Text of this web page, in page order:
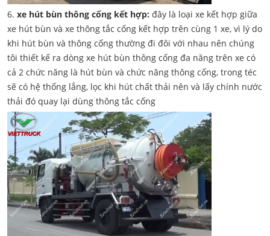
6. xe hút bùn thông cống kết hợp: đây là loại xe kết hợp giữa
xe hút bùn và xe thông tắc cống kết hợp trên cùng 1 xe, vì lý do
khi hút bùn và thông cống thường đi đôi với nhau nên chúng
tôi thiết kế ra dòng xe hút bùn thông cống đa năng trên xe có
cả 2 chức năng là hút bùn và chức năng thông cống, trong téc
sẽ có hệ thống lắng, lọc khi hút chất thải nên và lấy chính nước
thải đó quay lại dùng thông tắc cống